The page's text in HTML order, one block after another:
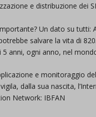
e distribuzione dei
Un dato su tutti:
salvare la vita di
anni, ogni anno, nel
emonitoraggio
dalla sua nascita,
Network: IBFAN